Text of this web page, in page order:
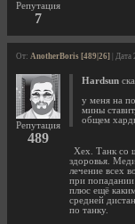
Репутация
7
От: AnotherBoris [489|26] |
Репутация
489
Hardsun
у меня на
мины
общем
Хех. Танк со
здоровья.
лечение всех
при попадании
плюс ещё
средней
по танку.